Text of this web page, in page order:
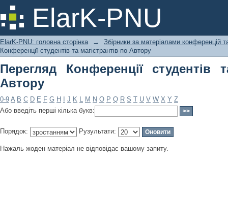
ElarK-PNU
Перегляд Конференції студентів та
ElarK-PNU: головна сторінка →
Збірники за матеріалами конференцій
Конференції студентів та магістрантів по Автору
Перегляд Конференції студентів
Автору
0-9 A B C D E F G H J K L M N O P Q R S T U V W X Y Z
Або введіть перші кілька букв:
Порядок: Рузультати:
Нажаль жоден матеріал не відповідає вашому запиту.